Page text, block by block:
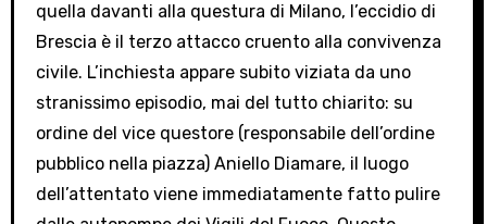
quella davanti alla questura di Milano, l’eccidio di
Brescia è il terzo attacco cruento alla convivenza
civile. L’inchiesta appare subito viziata da uno
stranissimo episodio, mai del tutto chiarito: su
ordine del vice questore (responsabile dell’ordine
pubblico nella piazza) Aniello Diamare, il luogo
dell’attentato viene immediatamente fatto pulire